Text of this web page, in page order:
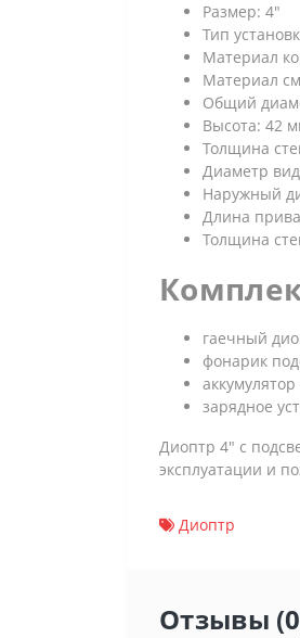
Размер: 4″
Тип
Материал
Материал
Общий
Высота: 42
Толщина
Диаметр
Наружный
Длина
Толщина
гаечный
фонарик
зарядное
Диоптр 4″ с
эксплуатации и
Диоптр
Отзывы